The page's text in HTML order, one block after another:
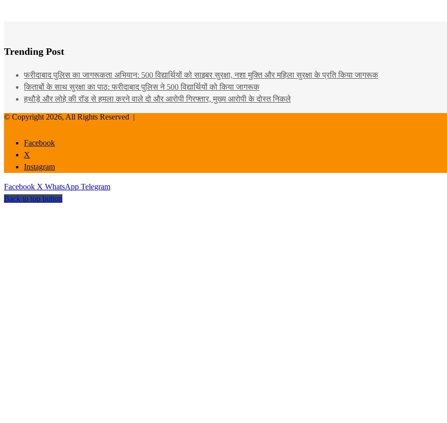
Trending Post
फरीदाबाद पुलिस का जागरूकता अभियान: 500 विद्यार्थियों को साइबर सुरक्षा, नशा मुक्ति और महिला सुरक्षा के प्रति किया जागरूक
किताबों के साथ सुरक्षा का पाठ: फरीदाबाद पुलिस ने 500 विद्यार्थियों को किया जागरूक
हथौड़े और लोहे की रॉड से हमला करने वाले दो और आरोपी गिरफ्तार, मुख्य आरोपी के दोस्त निकले
© Copyright 2026, All Rights Reserved |
Facebook
X
Instagram
Facebook X WhatsApp Telegram
Back to top button